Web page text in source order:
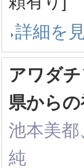
詳細を
アワダ
県から
池本美
純